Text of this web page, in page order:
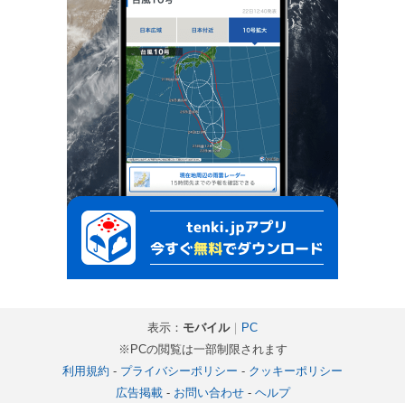
表示： モバイル｜ PC
※PCの閲覧は一部制限されます
利用規約 - プライバシーポリシー - クッキーポリシー
広告掲載- お問い合わせ- ヘルプ